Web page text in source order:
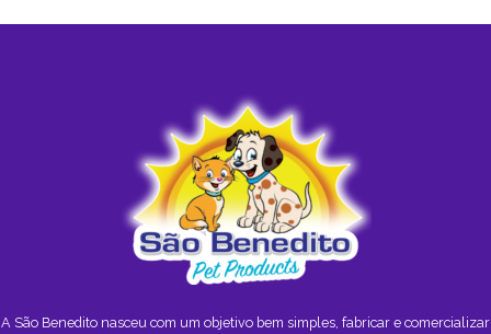
A São Benedito nasceu com um objetivo bem simples, fabricar e comercializar